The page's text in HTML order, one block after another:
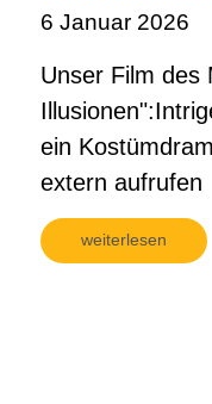
6 Januar 2026
Unser Film des
ein
extern aufrufen
weiterlesen